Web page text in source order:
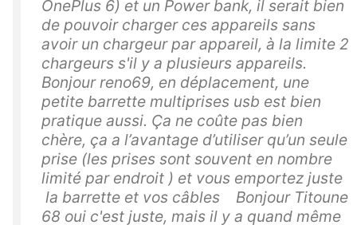
OnePlus 6) et un Power bank, il serait bien
de pouvoir charger ces appareils sans
avoir un chargeur par appareil, à la limite 2
chargeurs s'il y a plusieurs appareils.
Bonjour reno69, en déplacement, une
petite barrette multiprises usb est bien
pratique aussi. Ça ne coûte pas bien
chère, ça a l’avantage d’utiliser qu’un seule
prise (les prises sont souvent en nombre
limité par endroit ) et vous emportez juste
la barrette et vos câbles Bonjour Titoune
68 oui c'est juste, mais il y a quand même